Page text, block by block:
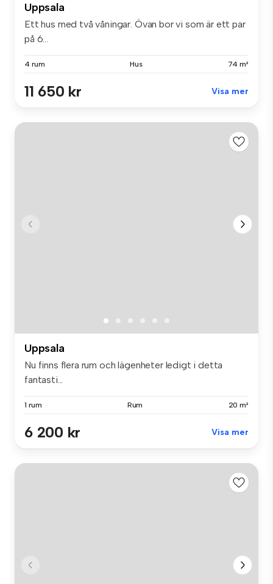
Uppsala
Ett hus med två våningar. Övan bor vi som är ett par
på 6...
4 rum Hus 74 m²
11 650 kr Visa mer
Uppsala
Nu finns flera rum och lägenheter ledigt i detta
fantasti...
1 rum Rum 20 m²
6 200 kr Visa mer